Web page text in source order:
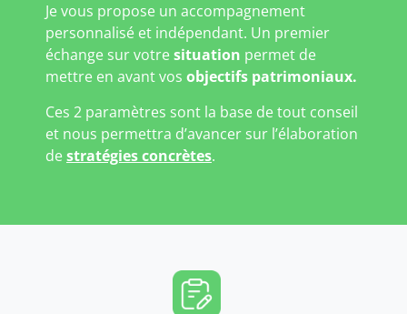
Je vous propose un accompagnement
personnalisé et indépendant. Un premier
échange sur votresituation permet de
mettre en avant vos objectifs patrimoniaux.
Ces 2 paramètres sont la base de tout conseil
et nous permettra d’avancer sur l’élaboration
destratégies concrètes.